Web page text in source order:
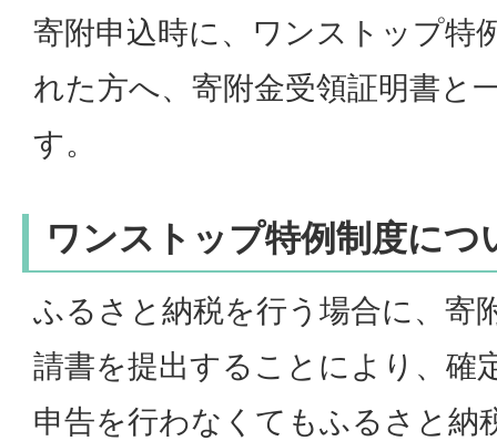
寄附申込時に、ワンストップ特
れた方へ、寄附金受領証明書と
す。
ワンストップ特例制度につ
ふるさと納税を行う場合に、寄
請書を提出することにより、確
申告を行わなくてもふるさと納